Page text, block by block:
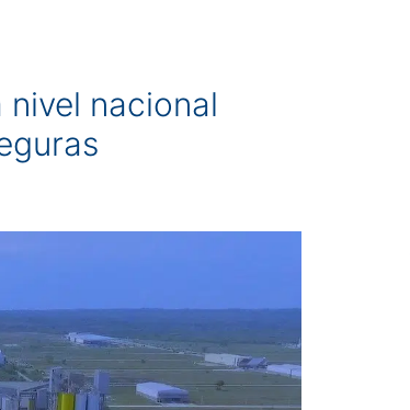
nivel nacional